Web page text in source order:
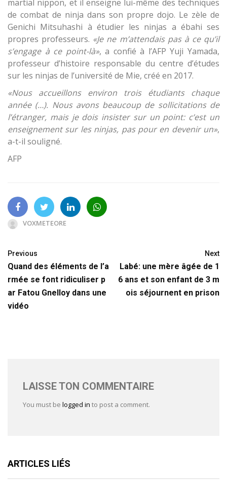
martial nippon, et il enseigne lui-même des techniques
de combat de ninja dans son propre dojo. Le zèle de
Genichi Mitsuhashi à étudier les ninjas a ébahi ses
propres professeurs. «Je ne m’attendais pas à ce qu’il
s’engage à ce point-là», a confié à l’AFP Yuji Yamada,
professeur d’histoire responsable du centre d’études
sur les ninjas de l’université de Mie, créé en 2017.
«Nous accueillons environ trois étudiants chaque
année (…). Nous avons beaucoup de sollicitations de
l’étranger, mais je dois insister sur un point: c’est un
enseignement sur les ninjas, pas pour en devenir un»,
a-t-il souligné.
AFP
VOXMETEORE
Previous
Quand des éléments de l’a
rmée se font ridiculiser p
ar Fatou Gnelloy dans une
vidéo
Next
Labé: une mère âgée de 1
6 ans et son enfant de 3 m
ois séjournent en prison
LAISSE TON COMMENTAIRE
You must be logged in to post a comment.
ARTICLES LIÉS